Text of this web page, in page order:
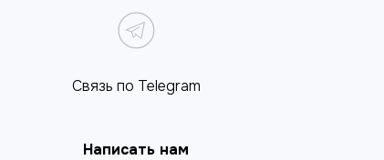
Связь по Telegram
Написать нам